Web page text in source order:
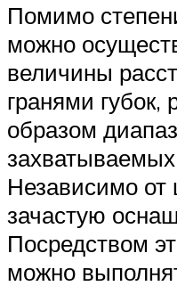
Помимо
можно
величины
гранями губок,
образом
Независимо от
зачастую
Посредством
можно